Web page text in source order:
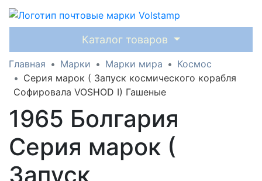
Каталог товаров
Главная Марки Марки мира
Космос
Серия марок ( Запуск космического корабля
Софировала VOSHOD I) Гашеные
1965 Болгария
Серия марок (
Запуск